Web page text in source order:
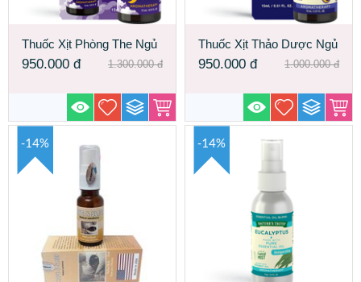
Thuốc Xịt Phòng The Ngủ
Ngon - Ngủ Say Pure
Sleep Essential Oil
950.000 đ 1.300.000 đ
Thuốc Xịt Thảo Dược Ngủ
Ngon Giấc - Ngủ Sâu Pure
Good Nite Essential Oil
950.000 đ 1.000.000 đ
-14% -14%